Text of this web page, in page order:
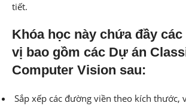
tiết.
Khóa học này chứa đầy
vị bao gồm các Dự án
Computer Vision sau:
Sắp xếp các đường viền theo kích thước,